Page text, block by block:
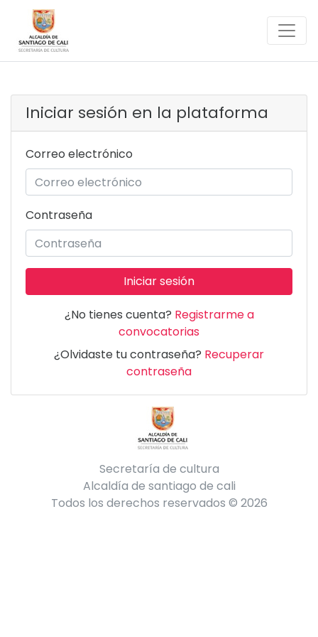
Iniciar sesión en la plataforma
Correo electrónico
Contraseña
Iniciar sesión
¿No tienes cuenta? Registrarme a
convocatorias
¿Olvidaste tu contraseña? Recuperar
contraseña
Secretaría de cultura
Alcaldía de santiago de cali
Todos los derechos reservados © 2026